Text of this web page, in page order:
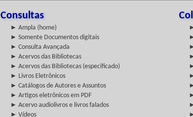
Consultas
► Ampla (home)
► Somente Documentos digitais
► Consulta Avançada
► Acervos das Bibliotecas
► Acervos das Bibliotecas (especificado)
► Livros Eletrônicos
► Catálogos de Autores e Assuntos
► Artigos eletrônicos em PDF
► Acervo audiolivros e livros falados
► Vídeos